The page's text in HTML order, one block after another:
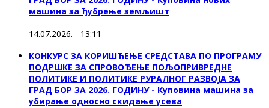
машина за ђубрење земљишт
14.07.2026. - 13:11
КОНКУРС ЗА КОРИШЋЕЊЕ СРЕДСТАВА ПО ПРОГРАМУ
ПОДРШКЕ ЗА СПРОВОЂЕЊЕ ПОЉОПРИВРЕДНЕ
ПОЛИТИКЕ И ПОЛИТИКЕ РУРАЛНОГ РАЗВОЈА ЗА
ГРАД БОР ЗА 2026. ГОДИНУ - Куповинa машина за
убирање односно скидање усева